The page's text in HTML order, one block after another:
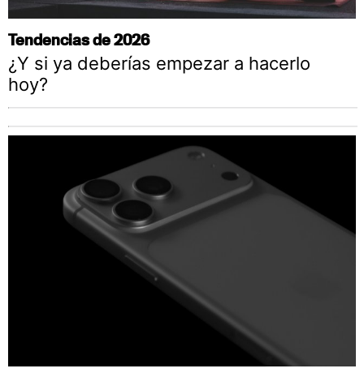
Tendencias de 2026
¿Y si ya deberías empezar a hacerlo
hoy?